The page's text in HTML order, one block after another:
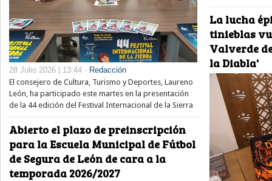
28 Julio 2026 | 13:44 - Redacción
El consejero de Cultura, Turismo y Deportes, Laureno
León, ha participado este martes en la presentación
de la 44 edición del Festival Internacional de la Sierra
Abierto el plazo de preinscripción
para la Escuela Municipal de Fútbol
de Segura de León de cara a la
temporada 2026/2027
La lucha
tinieblas
Valverde
la Diabla'